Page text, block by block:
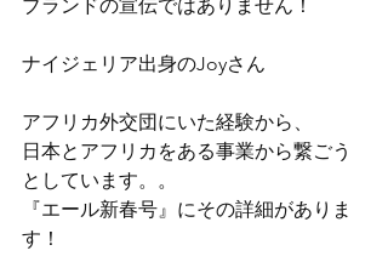
ブランドの宣伝ではありません！
ナイジェリア出身のJoyさん
アフリカ外交団にいた経験から、
日本とアフリカをある事業から繋ごう
としています。。
『エール新春号』にその詳細がありま
す！